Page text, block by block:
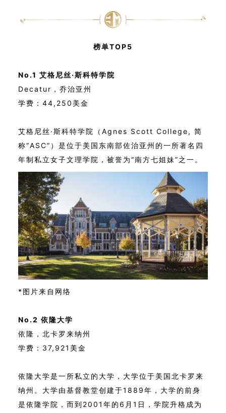
榜单TOP5
No.1 艾格尼丝·斯科特学院
Decatur，乔治亚州
学费：44,250美金
艾格尼丝·斯科特学院（Agnes Scott College, 简
称“ASC”）是位于美国东南部佐治亚州的一所著名四
年制私立女子文理学院，被誉为“南方七姐妹”之一。
*图片来自网络
No.2 依隆大学
依隆，北卡罗来纳州
学费：37,921美金
依隆大学是一所私立的大学，大学位于美国北卡罗来
纳州。大学由基督教堂创建于1889年，大学的前身
是依隆学院，而到2001年的6月1日，学院升格成为